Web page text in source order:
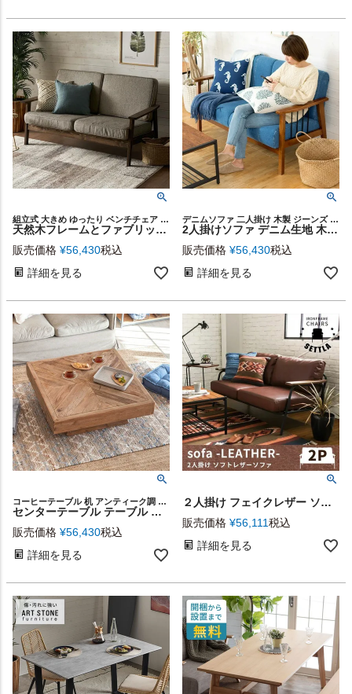
組立式 大きめ ゆったり ベンチチェア 肘掛けあり 背もたれあり 応接間 座椅子 カップル 一人暮らし ワンルーム ファミリー 模様替え 新生活 引っ越し祝い 結婚祝い ギフト プレゼント
天然木フレームとファブリックが寛ぎを誘う2人掛けソファ 幅141cm [91591]
販売価格 ¥56,430税込
詳細を見る
デニムソファ 二人掛け 木製 ジーンズ リビング アメリカン 男前
2人掛けソファ デニム生地 木製 アイアン 肘掛け 幅138cm ブルー 91188 【生活雑貨のELEMENTS本店】
販売価格 ¥56,430税込
詳細を見る
コーヒーテーブル 机 アンティーク調 カフェ 展示テーブル
センターテーブル テーブル 木製 W 100 × D 100 × H 36 cm 正方形 [91510]【 ローテーブル 大型 古材 パイン 大きめ 寄木 ジオメトリック 幾何学 おしゃれ ナチュラル ヴィンテージ ロースタイル 床座スタイル リビング 応接室 オフィス ディスプレイ台 店舗】
販売価格 ¥56,430税込
詳細を見る
２人掛け フェイクレザー ソファー(91018)【生活雑貨のELEMENTS本店】
販売価格 ¥56,111税込
詳細を見る